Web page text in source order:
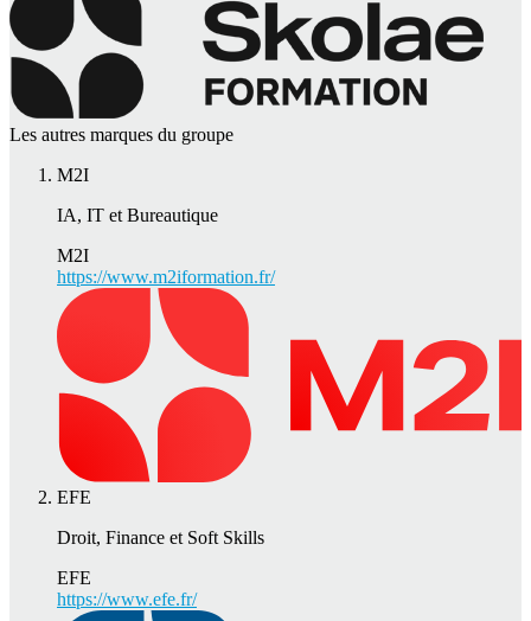
Les autres marques du groupe
M2I
IA, IT et Bureautique
M2I
https://www.m2iformation.fr/
EFE
Droit, Finance et Soft Skills
EFE
https://www.efe.fr/